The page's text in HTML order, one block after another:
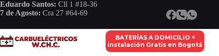
Saltar
al
Eduardo Santos: Cll 1 #18-36
7 de Agosto: Cra 27 #64-69
BATERÍAS A DOMICILIO +
instalación Gratis en Bogotá